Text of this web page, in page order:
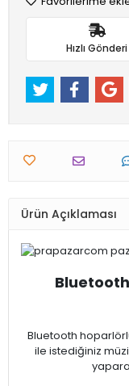
Hızlı Gönderi
Ürün Açıklaması
Bluetooth
ile istediğiniz